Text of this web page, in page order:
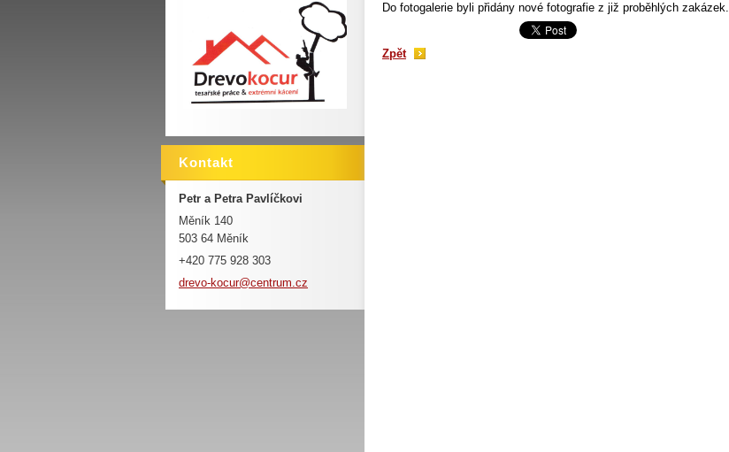
Do fotogalerie byli přidány nové fotografie z již proběhlých zakázek.
Zpět
Kontakt
Petr a Petra Pavlíčkovi
Měník 140
503 64 Měník
+420 775 928 303
drevo-kocur@centrum.cz